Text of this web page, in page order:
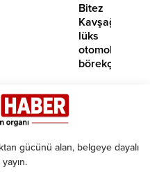
Bitez
Kavşağı’nda
lüks
otomobil
börekçiye
gücünü alan, belgeye dayalı
yayın.